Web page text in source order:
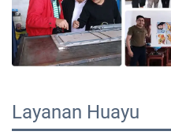
Layanan Huayu